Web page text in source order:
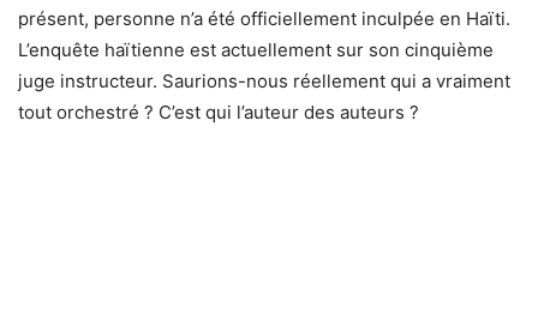
présent, personne n’a été officiellement inculpée en Haïti.
L’enquête haïtienne est actuellement sur son cinquième
juge instructeur. Saurions-nous réellement qui a vraiment
tout orchestré ? C’est qui l’auteur des auteurs ?